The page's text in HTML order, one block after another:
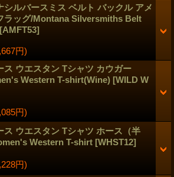
シルバースミス ベルト バックル アメ
ラッグ/Montana Silversmiths Belt
[AMFT53]
円)
ス ウエスタン Tシャツ カウガー
Western T-shirt(Wine) [WILD W
円)
ス ウエスタン Tシャツ ホース（半
Western T-shirt [WHST12]
円)